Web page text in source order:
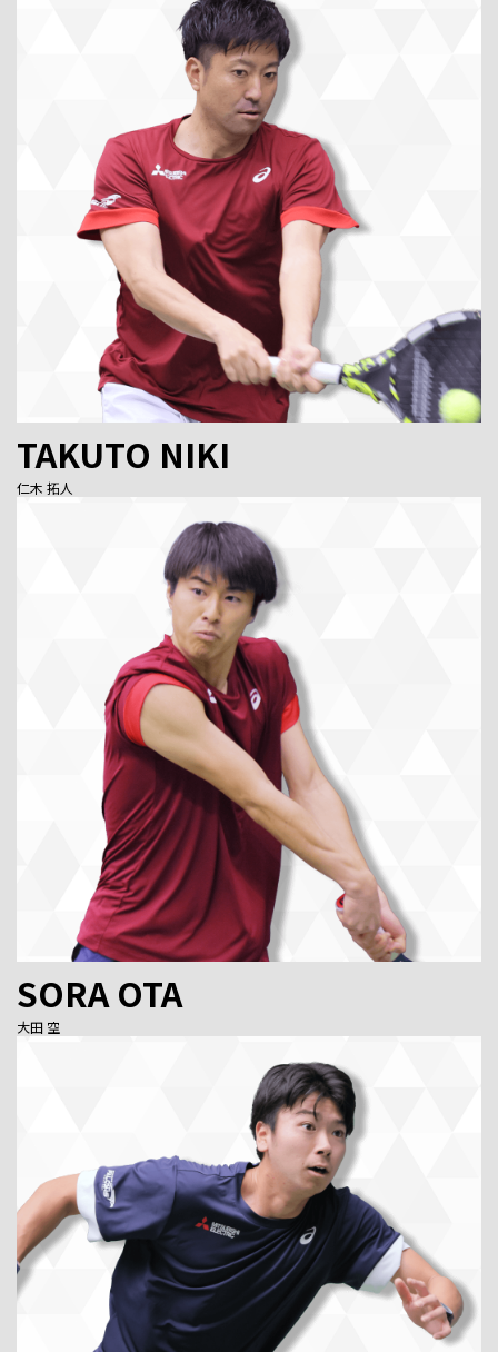
TAKUTO NIKI
仁木 拓人
SORA OTA
⼤⽥ 空